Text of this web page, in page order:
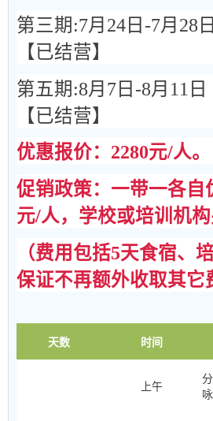
第三期:7月24日-7月28日
【已结营】
第五期:8月7日-8月11日
【已结营】
优惠报价：2280元/人。
促销政策： 一带一各自
元/人，学校或培训机构
（费用包括5天食宿、
保证不再额外收取其它
天数 时间
上午